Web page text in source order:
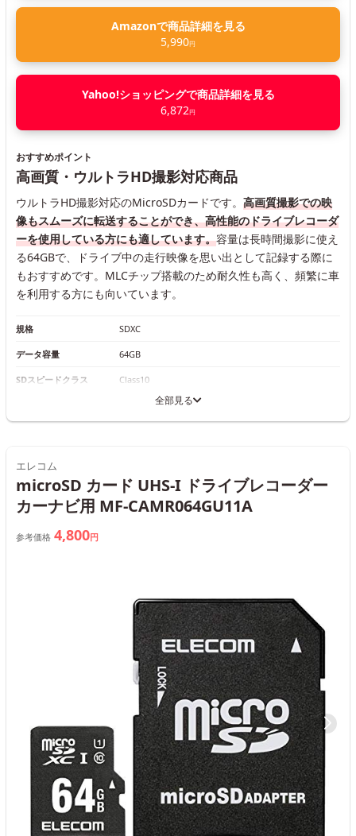
Amazonで商品詳細を見る
5,990円
Yahoo!ショッピングで商品詳細を見る
6,872円
おすすめポイント
高画質・ウルトラHD撮影対応商品
ウルトラHD撮影対応のMicroSDカードです。 高画質撮影での映
像もスムーズに転送することができ、高性能のドライブレコーダ
ーを使用している方にも適しています。容量は長時間撮影に使え
る64GBで、ドライブ中の走行映像を思い出として記録する際に
もおすすめです。MLCチップ搭載のため耐久性も高く、頻繁に車
を利用する方にも向いています。
規格 SDXC
データ容量 64GB
SDスピードクラス Class10
全部見る
エレコム
microSD カード UHS-I ドライブレコーダー
カーナビ用 MF-CAMR064GU11A
参考価格 4,800円